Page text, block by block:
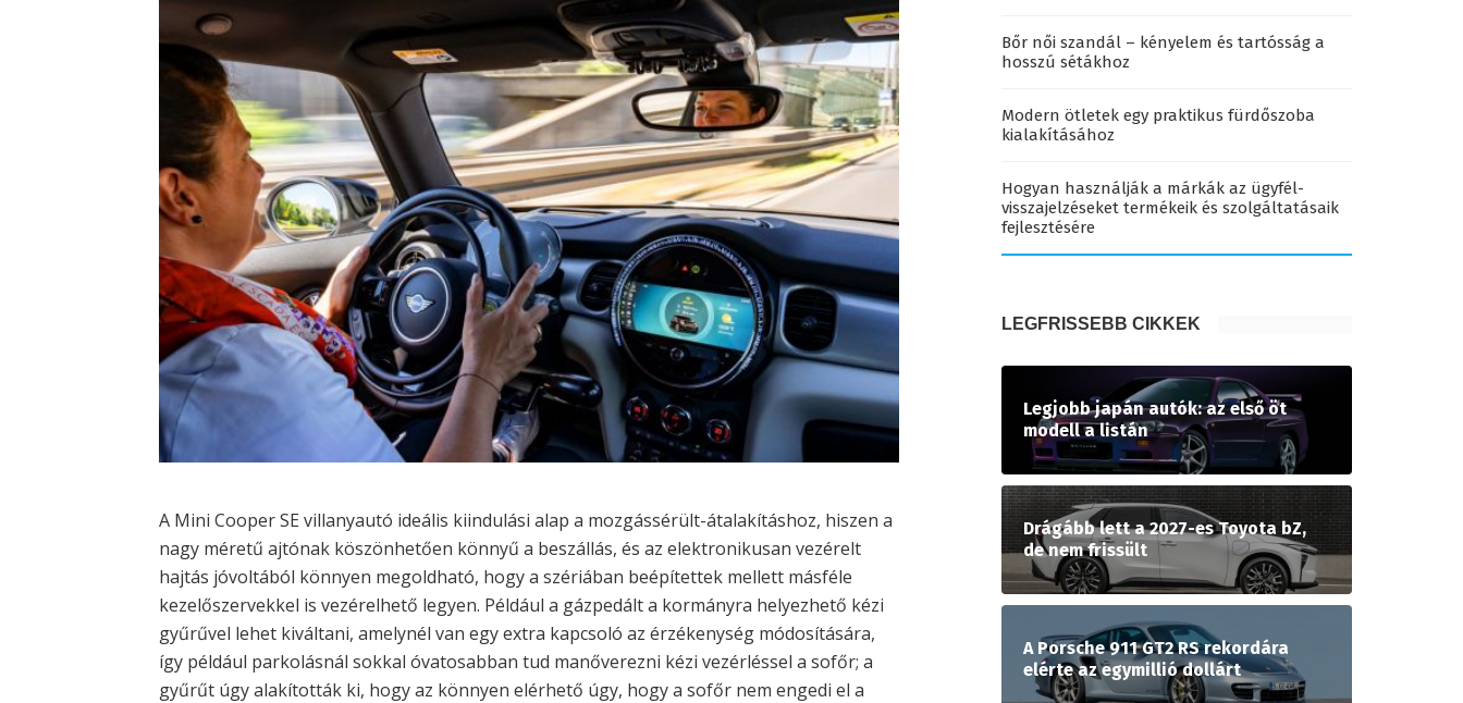
A Mini Cooper SE villanyautó ideális kiindulási alap a mozgássérült-átalakításhoz, hiszen a
nagy méretű ajtónak köszönhetően könnyű a beszállás, és az elektronikusan vezérelt
hajtás jóvoltából könnyen megoldható, hogy a szériában beépítettek mellett másféle
kezelőszervekkel is vezérelhető legyen. Például a gázpedált a kormányra helyezhető kézi
gyűrűvel lehet kiváltani, amelynél van egy extra kapcsoló az érzékenység módosítására,
így például parkolásnál sokkal óvatosabban tud manőverezni kézi vezérléssel a sofőr; a
gyűrűt úgy alakították ki, hogy az könnyen elérhető úgy, hogy a sofőr nem engedi el a
Bőr női szandál – kényelem és tartósság a
hosszú sétákhoz
Modern ötletek egy praktikus fürdőszoba
kialakításához
Hogyan használják a márkák az ügyfél-
visszajelzéseket termékeik és szolgáltatásaik
fejlesztésére
LEGFRISSEBB CIKKEK
Legjobb japán autók: az első öt
modell a listán
Drágább lett a 2027-es Toyota bZ,
de nem frissült
A Porsche 911 GT2 RS rekordára
elérte az egymillió dollárt